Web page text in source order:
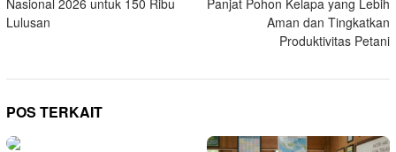
Lulusan
Aman dan Tingkatkan
Produktivitas Petani
POS TERKAIT